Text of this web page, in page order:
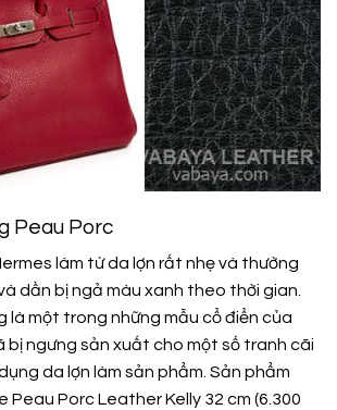
Peau Porc
làm từ da lợn rất nhẹ và thường
dần bị ngả màu xanh theo thời gian.
là một trong những mẫu cổ điển của
bị ngưng sản xuất cho một số tranh cãi
da lợn làm sản phẩm. Sản phẩm
Peau Porc Leather Kelly 32 cm (6.300